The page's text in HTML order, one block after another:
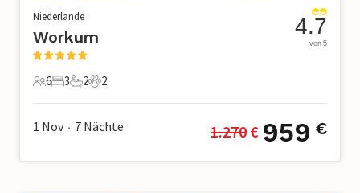
Niederlande
Workum
6 Gäste
6
3 Schlafzimmer
3
2 Badezimmer
2
2 Haustiere
2
4.7
von 5
1 Nov • 7 Nächte 1.270 € 959 €